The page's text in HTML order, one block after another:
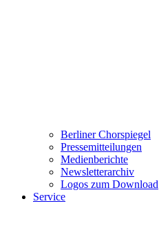
Berliner Chorspiegel
Pressemitteilungen
Medienberichte
Newsletterarchiv
Logos zum Download
Service